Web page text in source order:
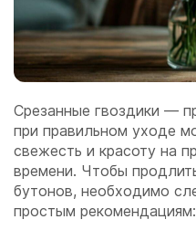
Срезанные гвоздики —
при правильном уходе
свежесть и красоту на
времени. Чтобы
бутонов, необходимо
простым рекомендациям: